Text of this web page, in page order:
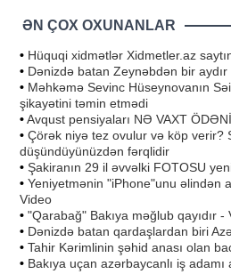
ƏN ÇOX OXUNANLAR
• Hüquqi xidmətlər Xidmetler.az
• Dənizdə batan Zeynəbdən bir
• Məhkəmə Sevinc Hüseynovanın
şikayətini təmin etmədi
•Avqust pensiyaları NƏ VAXT
• Çörək niyə tez ovulur və köp verir?
düşündüyünüzdən fərqlidir
• Şakiranın 29 il əvvəlki FOTOSU
• Yeniyetmənin "iPhone"unu əlindən
Video
• "Qarabağ" Bakıya məğlub qayıdır -
• Dənizdə batan qardaşlardan biri
• Tahir Kərimlinin şəhid anası olan
• Bakıya uçan azərbaycanlı iş